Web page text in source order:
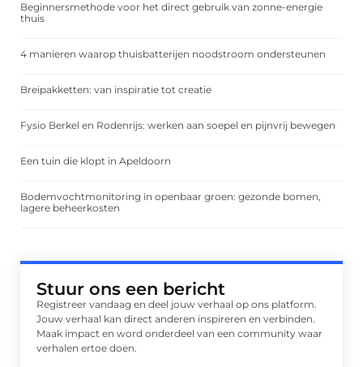
Beginnersmethode voor het direct gebruik van zonne-energie
thuis
4 manieren waarop thuisbatterijen noodstroom ondersteunen
Breipakketten: van inspiratie tot creatie
Fysio Berkel en Rodenrijs: werken aan soepel en pijnvrij bewegen
Een tuin die klopt in Apeldoorn
Bodemvochtmonitoring in openbaar groen: gezonde bomen,
lagere beheerkosten
Stuur ons een bericht
Registreer vandaag en deel jouw verhaal op ons platform.
Jouw verhaal kan direct anderen inspireren en verbinden.
Maak impact en word onderdeel van een community waar
verhalen ertoe doen.